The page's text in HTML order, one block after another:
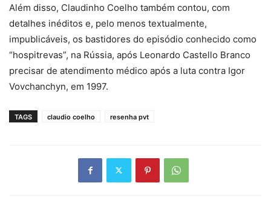
Além disso, Claudinho Coelho também contou, com
detalhes inéditos e, pelo menos textualmente,
impublicáveis, os bastidores do episódio conhecido como
“hospitrevas”, na Rússia, após Leonardo Castello Branco
precisar de atendimento médico após a luta contra Igor
Vovchanchyn, em 1997.
TAGS claudio coelho resenha pvt